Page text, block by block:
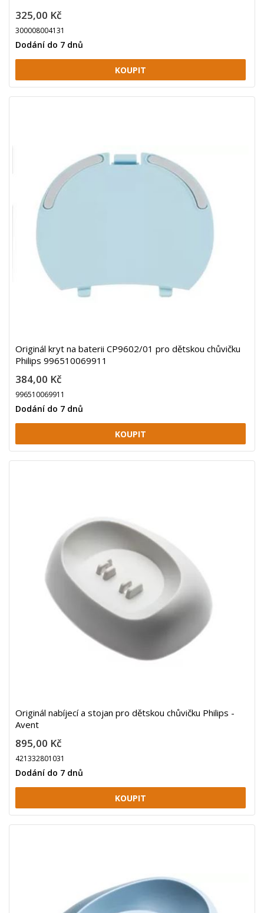
325,00 Kč
300008004131
Dodání do 7 dnů
Originál kryt na baterii CP9602/01 pro dětskou chůvičku
Philips 996510069911
384,00 Kč
996510069911
Dodání do 7 dnů
Originál nabíjecí a stojan pro dětskou chůvičku Philips -
Avent
895,00 Kč
421332801031
Dodání do 7 dnů